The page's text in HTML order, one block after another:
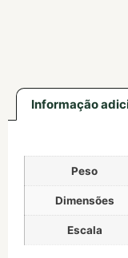
Informação
Peso
Dimensões
Escala